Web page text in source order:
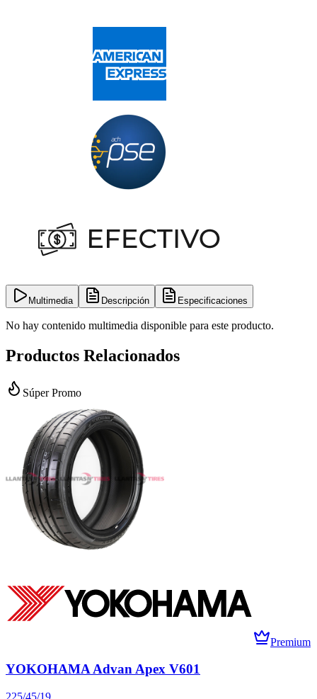
Multimedia Descripción Especificaciones
No hay contenido multimedia disponible para este producto.
Productos Relacionados
Súper Promo
Premium
YOKOHAMA Advan Apex V601